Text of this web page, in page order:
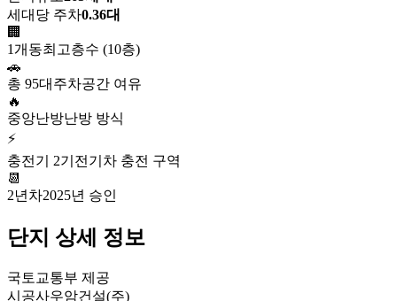
세대당 주차0.36대
🏢
1개동최고층수 (10층)
🚗
총 95대 주차공간 여유
🔥
중앙난방난방 방식
⚡
충전기 2기 전기차 충전 구역
📆
2년차2025년 승인
단지 상세 정보
국토교통부 제공
시공사우암건설(주)